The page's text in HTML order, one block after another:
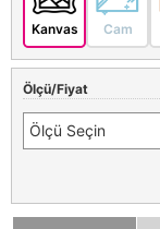
Kanvas Cam
Ölçü/Fiyat
Ölçü Seçin